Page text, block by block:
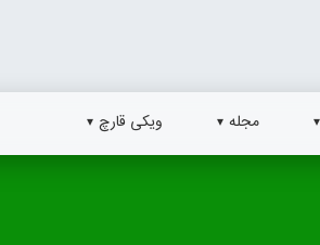
مجله ویکی قارچ